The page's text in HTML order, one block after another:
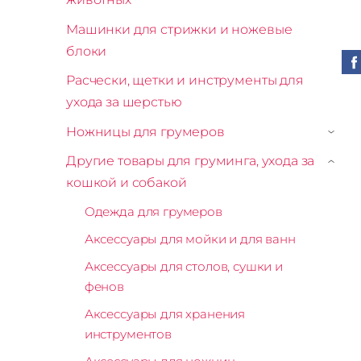
Машинки для стрижки и ножевые
блоки
Расчески, щетки и инструменты для
ухода за шерстью
Ножницы для грумеров
›
Другие товары для груминга, ухода за
кошкой и собакой
Одежда для грумеров
Аксессуары для мойки и для ванн
Аксессуары для столов, сушки и
фенов
Аксессуары для хранения
инструментов
›